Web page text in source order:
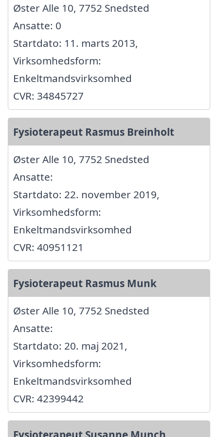
Øster Alle 10, 7752 Snedsted
Ansatte: 0
Startdato: 11. marts 2013,
Virksomhedsform:
Enkeltmandsvirksomhed
CVR: 34845727
Fysioterapeut Rasmus Breinholt
Øster Alle 10, 7752 Snedsted
Ansatte:
Startdato: 22. november 2019,
Virksomhedsform:
Enkeltmandsvirksomhed
CVR: 40951121
Fysioterapeut Rasmus Munk
Øster Alle 10, 7752 Snedsted
Ansatte:
Startdato: 20. maj 2021,
Virksomhedsform:
Enkeltmandsvirksomhed
CVR: 42399442